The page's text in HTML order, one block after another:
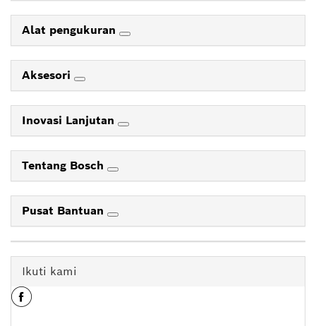
Alat pengukuran
Aksesori
Inovasi Lanjutan
Tentang Bosch
Pusat Bantuan
Ikuti kami